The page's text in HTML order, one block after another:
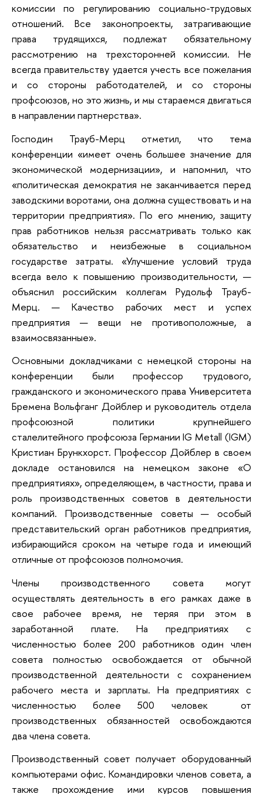
комиссии по регулированию социально-трудовых
отношений. Все законопроекты, затрагивающие
права трудящихся, подлежат обязательному
рассмотрению на трехсторонней комиссии. Не
всегда правительству удается учесть все пожелания
и со стороны работодателей, и со стороны
профсоюзов, но это жизнь, и мы стараемся двигаться
в направлении партнерства».
Господин Трауб-Мерц отметил, что тема
конференции «имеет очень большее значение для
экономической модернизации», и напомнил, что
«политическая демократия не заканчивается перед
заводскими воротами, она должна существовать и на
территории предприятия». По его мнению, защиту
прав работников нельзя рассматривать только как
обязательство и неизбежные в социальном
государстве затраты. «Улучшение условий труда
всегда вело к повышению производительности, —
объяснил российским коллегам Рудольф Трауб-
Мерц. — Качество рабочих мест и успех
предприятия — вещи не противоположные, а
взаимосвязанные».
Основными докладчиками с немецкой стороны на
конференции были профессор трудового,
гражданского и экономического права Университета
Бремена Вольфганг Дойблер и руководитель отдела
профсоюзной политики крупнейшего
сталелитейного профсоюза Германии IG Metall (IGM)
Кристиан Брункхорст. Профессор Дойблер в своем
докладе остановился на немецком законе «О
предприятиях», определяющем, в частности, права и
роль производственных советов в деятельности
компаний. Производственные советы — особый
представительский орган работников предприятия,
избирающийся сроком на четыре года и имеющий
отличные от профсоюзов полномочия.
Члены производственного совета могут
осуществлять деятельность в его рамках даже в
свое рабочее время, не теряя при этом в
заработанной плате. На предприятиях с
численностью более 200 работников один член
совета полностью освобождается от обычной
производственной деятельности с сохранением
рабочего места и зарплаты. На предприятиях с
численностью более 500 человек от
производственных обязанностей освобождаются
два члена совета.
Производственный совет получает оборудованный
компьютерами офис. Командировки членов совета, а
также прохождение ими курсов повышения